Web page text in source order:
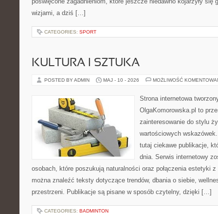
wizjami, a dziś […]
CATEGORIES: SPORT
KULTURA I SZTUKA
POSTED BY ADMIN MAJ - 10 - 2026 MOŻLIWOŚĆ
Strona internetowa
OlgaKomorowska.pl to
zainteresowanie do stylu
wartościowych
tutaj ciekawe publikacje,
dnia. Serwis internetowy
osobach, które poszukują naturalności oraz połączenia estetyki
można znaleźć teksty dotyczące trendów, dbania o siebie,
przestrzeni. Publikacje są pisane w sposób czytelny, dzięki […]
CATEGORIES: BADMINTON